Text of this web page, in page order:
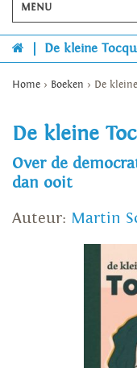
MENU
De kleine
Home > Boeken > De
De kleine
Over de
dan ooit
Auteur: Martin